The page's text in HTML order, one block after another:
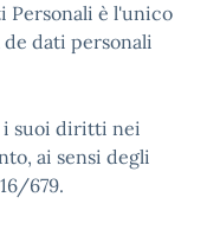
Personali è l'unico
dati personali
i suoi diritti nei
ai sensi degli
679.